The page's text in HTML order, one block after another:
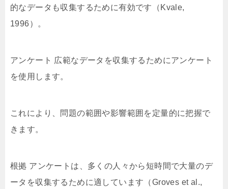
的なデータも収集するために有効です（Kvale,
1996）。
アンケート 広範なデータを収集するためにアンケート
を使用します。
これにより、問題の範囲や影響範囲を定量的に把握で
きます。
根拠 アンケートは、多くの人々から短時間で大量のデ
ータを収集するために適しています（Groves et al.,